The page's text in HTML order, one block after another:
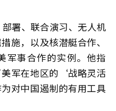
署、联合演习、无人机
施，以及核潜艇合作、
军事合作的实例。他指
军在地区的‘战略灵活
对中国遏制的有用工具